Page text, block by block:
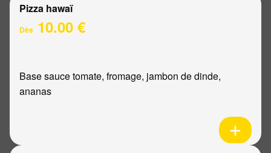
Pizza hawaï
Dès 10.00 €
Base sauce tomate, fromage, jambon de dinde,
ananas